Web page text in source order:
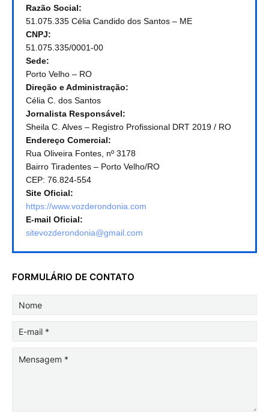
Razão Social:
51.075.335 Célia Candido dos Santos – ME
CNPJ:
51.075.335/0001-00
Sede:
Porto Velho – RO
Direção e Administração:
Célia C. dos Santos
Jornalista Responsável:
Sheila C. Alves – Registro Profissional DRT 2019 / RO
Endereço Comercial:
Rua Oliveira Fontes, nº 3178
Bairro Tiradentes – Porto Velho/RO
CEP: 76.824-554
Site Oficial:
https://www.vozderondonia.com
E-mail Oficial:
sitevozderondonia@gmail.com
FORMULÁRIO DE CONTATO